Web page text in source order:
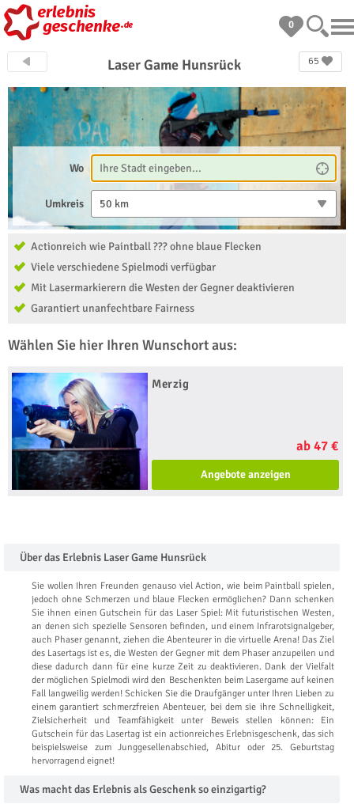
0
65
Laser Game Hunsrück
Wo
Umkreis 50 km
Actionreich wie Paintball ??? ohne blaue Flecken
Viele verschiedene Spielmodi verfügbar
Mit Lasermarkierern die Westen der Gegner deaktivieren
Garantiert unanfechtbare Fairness
Wählen Sie hier Ihren Wunschort aus:
Merzig
ab 47 €
Angebote anzeigen
Über das Erlebnis Laser Game Hunsrück
Sie wollen Ihren Freunden genauso viel Action, wie beim Paintball spielen,
jedoch ohne Schmerzen und blaue Flecken ermöglichen? Dann schenken
Sie ihnen einen Gutschein für das Laser Spiel: Mit futuristischen Westen,
an denen sich spezielle Sensoren befinden, und einem Infrarotsignalgeber,
auch Phaser genannt, ziehen die Abenteurer in die virtuelle Arena! Das Ziel
des Lasertags ist es, die Westen der Gegner mit dem Phaser anzupeilen und
diese dadurch dann für eine kurze Zeit zu deaktivieren. Dank der Vielfalt
der möglichen Spielmodi wird den Beschenkten beim Lasergame auf keinen
Fall langweilig werden! Schicken Sie die Draufgänger unter Ihren Lieben zu
einem garantiert schmerzfreien Abenteuer, bei dem sie ihre Schnelligkeit,
Zielsicherheit und Teamfähigkeit unter Beweis stellen können: Ein
Gutschein für das Lasertag ist ein actionreiches Erlebnisgeschenk, das sich
beispielsweise zum Junggesellenabschied, Abitur oder 25. Geburtstag
hervorragend eignet!
Was macht das Erlebnis als Geschenk so einzigartig?